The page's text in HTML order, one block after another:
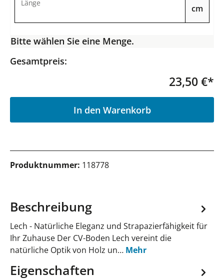
Länge
cm
Bitte wählen Sie eine Menge.
Gesamtpreis:
23,50 €*
In den Warenkorb
Produktnummer: 118778
Beschreibung
Lech - Natürliche Eleganz und Strapazierfähigkeit für
Ihr Zuhause Der CV-Boden Lech vereint die
natürliche Optik von Holz un… Mehr
Eigenschaften